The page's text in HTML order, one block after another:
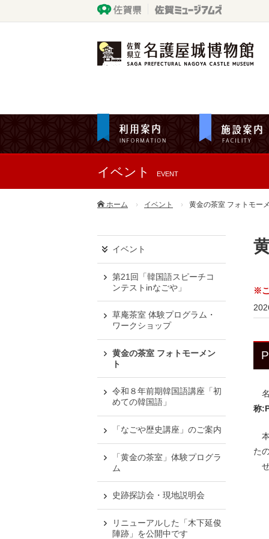
イベント EVENT
ホーム イベント 黄金の茶室 フォトモー
※
名
称
本
た
ぜ
イベント
第21回「韓国語スピーチコ
ンテストinなごや」
草庵茶室 体験プログラム・
ワークショップ
黄金の茶室 フォトモーメン
ト
令和８年前期韓国語講座「初
めての韓国語」
「なごや歴史講座」のご案内
「黄金の茶室」体験プログラ
ム
史跡探訪会・現地説明会
リニューアルした「木下延俊
陣跡」を公開中です